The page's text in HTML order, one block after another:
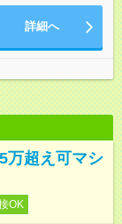
詳細へ
万超え可マシ
OK